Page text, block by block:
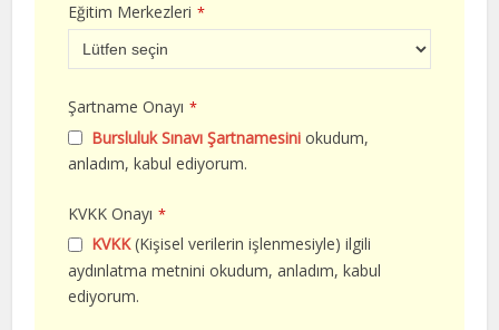
Eğitim Merkezleri *
Şartname Onayı *
Bursluluk Sınavı Şartnamesini okudum,
anladım, kabul ediyorum.
KVKK Onayı *
KVKK(Kişisel verilerin işlenmesiyle) ilgili
aydınlatma metnini okudum, anladım, kabul
ediyorum.